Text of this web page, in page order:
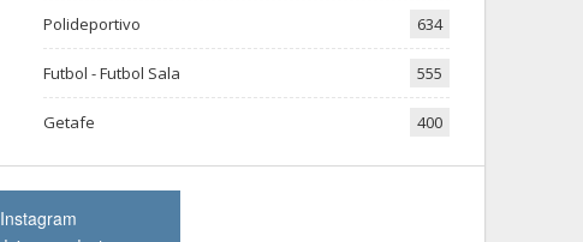
Polideportivo 634
Futbol - Futbol Sala 555
Getafe 400
Instagram